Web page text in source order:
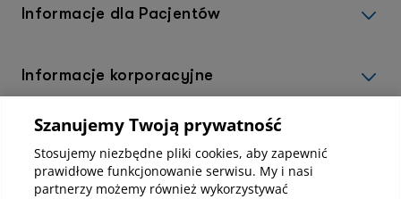
Informacje dla Pacjentów
Informacje korporacyjne
Kup abonamenty online
Kup online
Szanujemy Twoją prywatność
Stosujemy niezbędne pliki cookies, aby zapewnić
prawidłowe funkcjonowanie serwisu. My i nasi
partnerzy możemy również wykorzystywać